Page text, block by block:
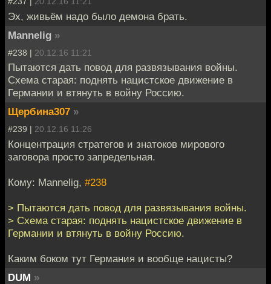
Эх, живьём надо было демона брать.
Mannelig »
#238 | 20.12.16 11:21
Пытаются дать повод для развязывания войны.
Схема старая: поднять нацистское движение в
Германии и втянуть в войну Россию.
Щербина307 »
#239 | 20.12.16 11:26
Концентрация стратегов и знатоков мирового
заговора просто запредельная.
Кому: Mannelig, #238
> Пытаются дать повод для развязывания войны.
> Схема старая: поднять нацистское движение в
Германии и втянуть в войну Россию.
Каким боком тут Германия и вообще нацисты?
DUM »